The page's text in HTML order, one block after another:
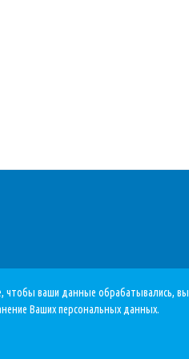
чтобы ваши данные обрабатывались, вы
Ваших персональных данных.